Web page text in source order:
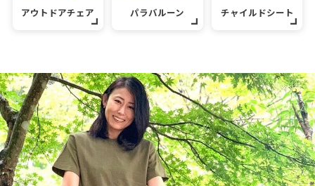
アウトドアチェア パラバルーン チャイルドシート